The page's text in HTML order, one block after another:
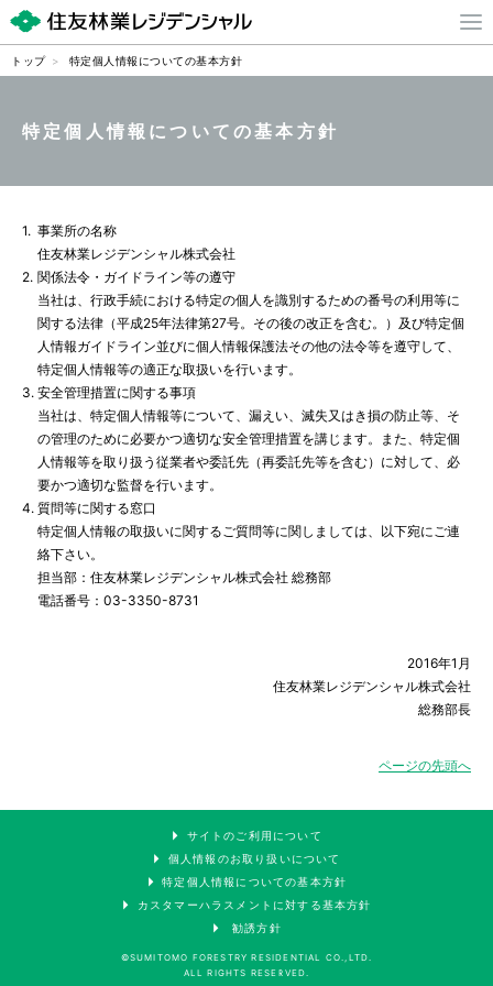
会社案内
当社管理物件事例
サイトマップ
採用情報
お問い合わせ／事業所一覧
トップ 特定個人情報についての基本方針
特定個人情報についての基本方針
1. 事業所の名称
住友林業レジデンシャル株式会社
2. 関係法令・ガイドライン等の遵守
当社は、行政手続における特定の個人を識別するための番号の利用等に
関する法律（平成25年法律第27号。その後の改正を含む。）及び特定個
人情報ガイドライン並びに個人情報保護法その他の法令等を遵守して、
特定個人情報等の適正な取扱いを行います。
3. 安全管理措置に関する事項
当社は、特定個人情報等について、漏えい、滅失又はき損の防止等、そ
の管理のために必要かつ適切な安全管理措置を講じます。また、特定個
人情報等を取り扱う従業者や委託先（再委託先等を含む）に対して、必
要かつ適切な監督を行います。
4. 質問等に関する窓口
特定個人情報の取扱いに関するご質問等に関しましては、以下宛にご連
絡下さい。
担当部：住友林業レジデンシャル株式会社 総務部
電話番号：03-3350-8731
2016年1月
住友林業レジデンシャル株式会社
総務部長
ページの先頭へ
サイトのご利用について
個人情報のお取り扱いについて
特定個人情報についての基本方針
カスタマーハラスメントに対する基本方針
勧誘方針
©SUMITOMO FORESTRY RESIDENTIAL CO.,LTD.
ALL RIGHTS RESERVED.